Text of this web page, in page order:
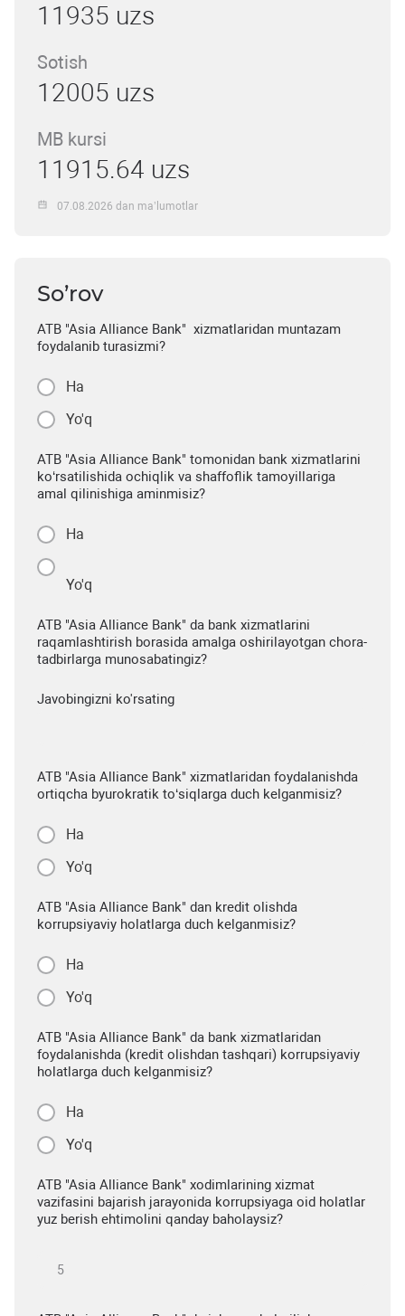
11935 uzs
Sotish
12005 uzs
MB kursi
11915.64 uzs
07.08.2026 dan ma’lumotlar
So’rov
ATB "Asia Alliance Bank" xizmatlaridan muntazam
foydalanib turasizmi?
Ha
Yo'q
ATB "Asia Alliance Bank" tomonidan bank xizmatlarini
ko‘rsatilishida ochiqlik va shaffoflik tamoyillariga
amal qilinishiga aminmisiz?
Ha
Yo'q
ATB "Asia Alliance Bank" da bank xizmatlarini
raqamlashtirish borasida amalga oshirilayotgan chora-
tadbirlarga munosabatingiz?
Javobingizni ko'rsating
ATB "Asia Alliance Bank" xizmatlaridan foydalanishda
ortiqcha byurokratik to‘siqlarga duch kelganmisiz?
Ha
Yo'q
ATB "Asia Alliance Bank" dan kredit olishda
korrupsiyaviy holatlarga duch kelganmisiz?
Ha
Yo'q
ATB "Asia Alliance Bank" da bank xizmatlaridan
foydalanishda (kredit olishdan tashqari) korrupsiyaviy
holatlarga duch kelganmisiz?
Ha
Yo'q
ATB "Asia Alliance Bank" xodimlarining xizmat
vazifasini bajarish jarayonida korrupsiyaga oid holatlar
yuz berish ehtimolini qanday baholaysiz?